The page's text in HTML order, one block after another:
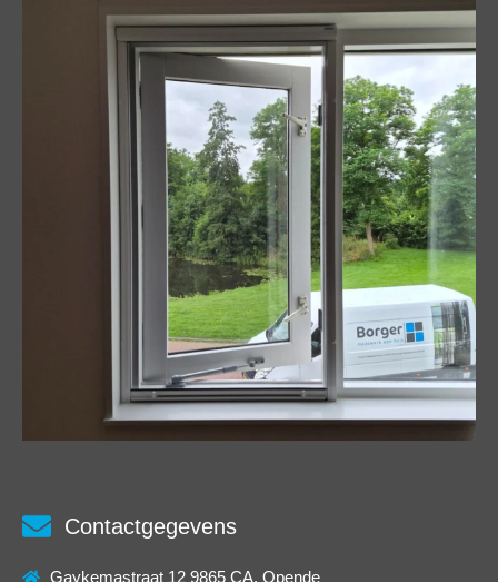
Contactgegevens
Gaykemastraat 12 9865 CA, Opende